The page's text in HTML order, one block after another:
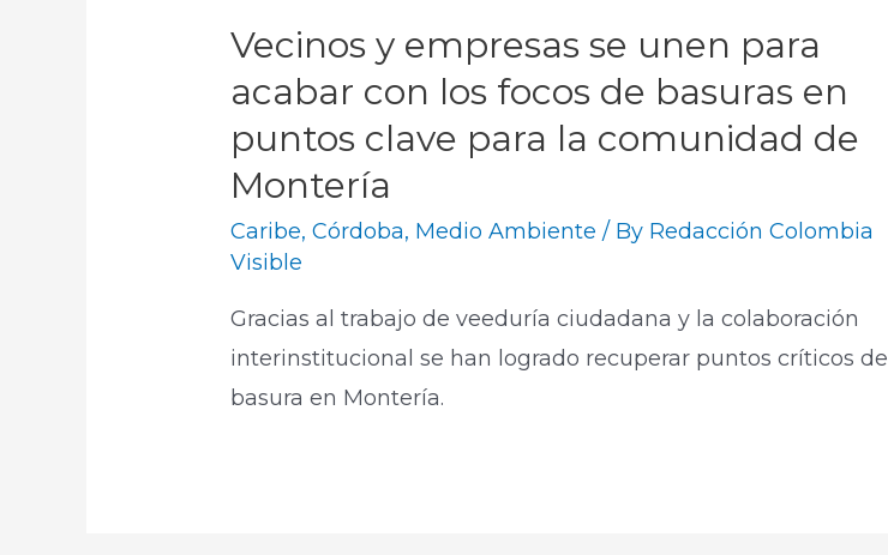
Vecinos y empresas se unen para
acabar con los focos de basuras en
puntos clave para la comunidad de
Montería
Caribe,Córdoba, Medio Ambiente / By Redacción Colombia
Visible
Gracias al trabajo de veeduría ciudadana y la colaboración
interinstitucional se han logrado recuperar puntos críticos de
basura en Montería.